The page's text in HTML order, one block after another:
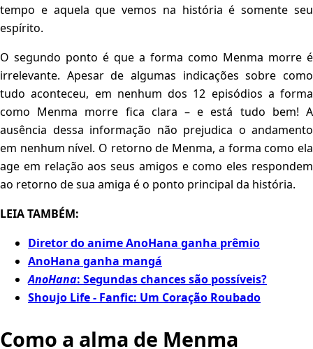
tempo e aquela que vemos na história é somente seu
espírito.
O segundo ponto é que a forma como Menma morre é
irrelevante. Apesar de algumas indicações sobre como
tudo aconteceu, em nenhum dos 12 episódios a forma
como Menma morre fica clara – e está tudo bem! A
ausência dessa informação não prejudica o andamento
em nenhum nível. O retorno de Menma, a forma como ela
age em relação aos seus amigos e como eles respondem
ao retorno de sua amiga é o ponto principal da história.
LEIA TAMBÉM:
Diretor do anime AnoHana ganha prêmio
AnoHana ganha mangá
AnoHana: Segundas chances são possíveis?
Shoujo Life - Fanfic: Um Coração Roubado
Como a alma de Menma